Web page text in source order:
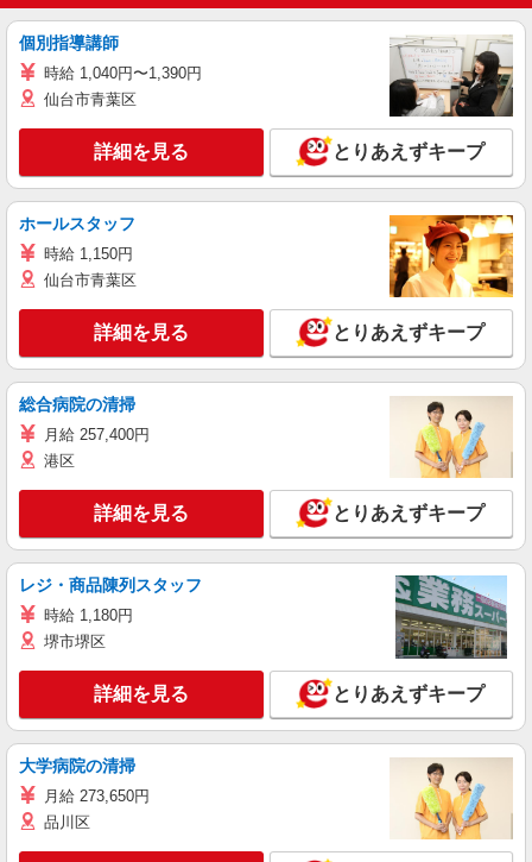
個別指導講師
時給 1,040円〜1,390円
仙台市青葉区
詳細を見る とりあえずキープ
ホールスタッフ
時給 1,150円
仙台市青葉区
詳細を見る とりあえずキープ
総合病院の清掃
月給 257,400円
港区
詳細を見る とりあえずキープ
レジ・商品陳列スタッフ
時給 1,180円
堺市堺区
詳細を見る とりあえずキープ
大学病院の清掃
月給 273,650円
品川区